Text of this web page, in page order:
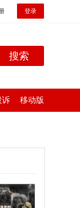
登录
搜索
诉 移动版